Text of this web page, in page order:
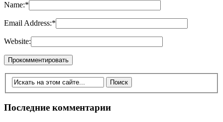
Name:*
Email Address:*
Website:
Последние комментарии